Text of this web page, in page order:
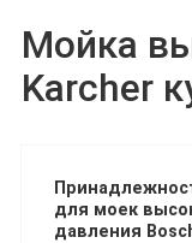
Мойка
Karcher
для моек
давления